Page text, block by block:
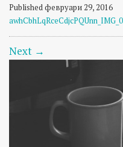
Publishedфевруари 29, 2016
Next →